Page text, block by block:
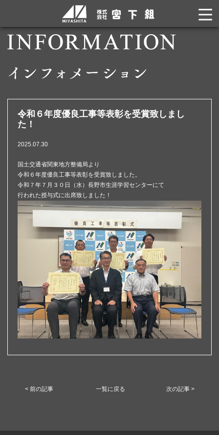
令和６年度優良工事等表彰を受賞致しまし
た！
2025.07.30
国土交通省関東地方整備局より
令和６年度優良工事等表彰を受賞致しました。
令和７年７月３０日（水）長野市生涯学習センターにて
行われた授与式に出席致しました！
< 前の記事 一覧に戻る 次の記事 >